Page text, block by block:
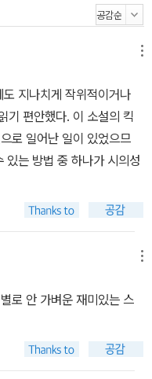
지나치게 작위적이거나
기 편안했다. 이 소설의 킥
로 일어난 일이 있었으므
있는 방법 중 하나가 시의성
로 안 가벼운 재미있는 스